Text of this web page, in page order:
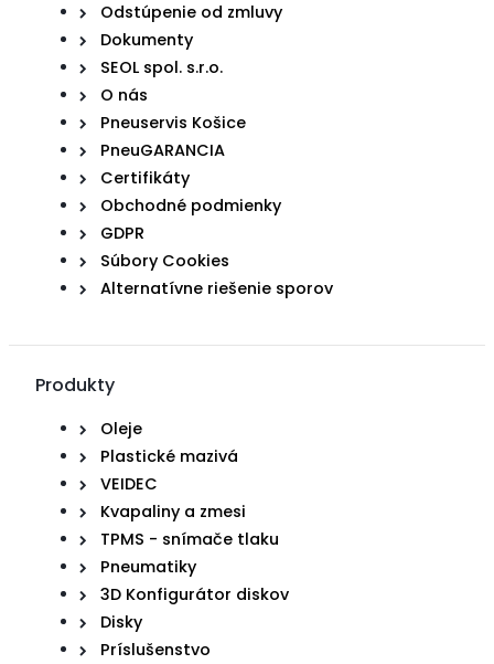
Odstúpenie od zmluvy
Dokumenty
SEOL spol. s.r.o.
O nás
Pneuservis Košice
PneuGARANCIA
Certifikáty
Obchodné podmienky
GDPR
Súbory Cookies
Alternatívne riešenie sporov
Produkty
Oleje
Plastické mazivá
VEIDEC
Kvapaliny a zmesi
TPMS - snímače tlaku
Pneumatiky
3D Konfigurátor diskov
Disky
Príslušenstvo